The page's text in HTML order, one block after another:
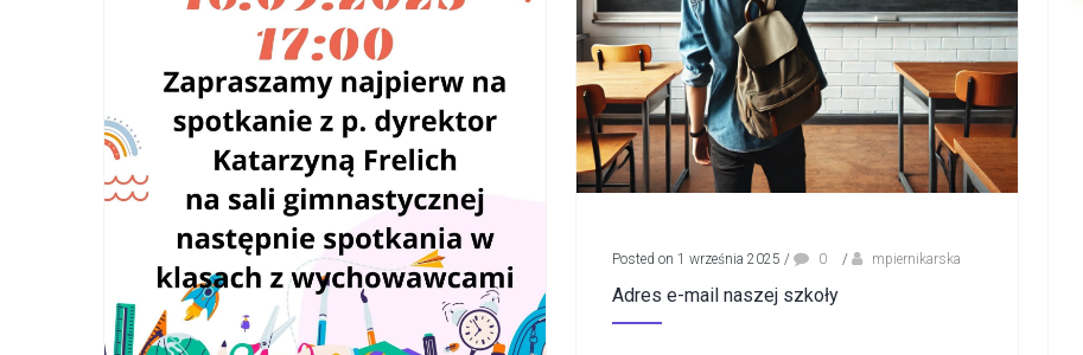
Posted on 1 września 2025 / 0 / mpiernikarska
Adres e-mail naszej szkoły